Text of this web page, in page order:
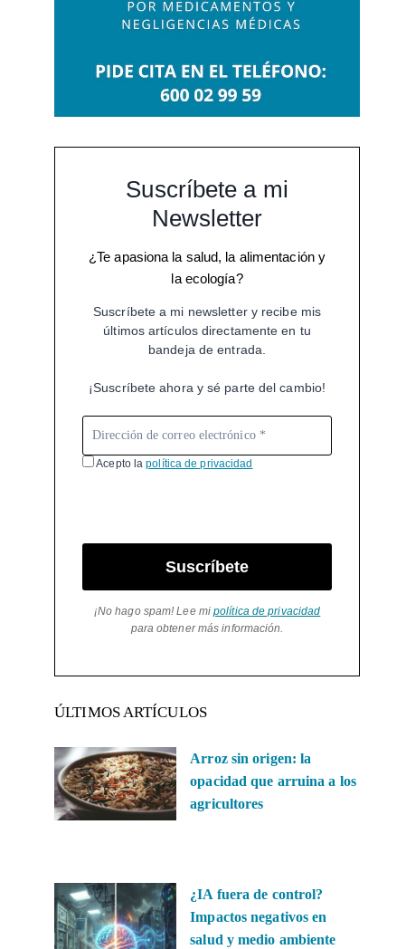
Suscríbete a mi
Newsletter
¿Te apasiona la salud, la alimentación y
la ecología?
Suscríbete a mi newsletter y recibe mis
últimos artículos directamente en tu
bandeja de entrada.
¡Suscríbete ahora y sé parte del cambio!
Acepto lapolítica de privacidad
Suscríbete
¡No hago spam! Lee mipolítica de privacidad
para obtener más información.
ÚLTIMOS ARTÍCULOS
Arroz sin origen: la
opacidad que arruina a los
agricultores
¿IA fuera de control?
Impactos negativos en
salud y medio ambiente